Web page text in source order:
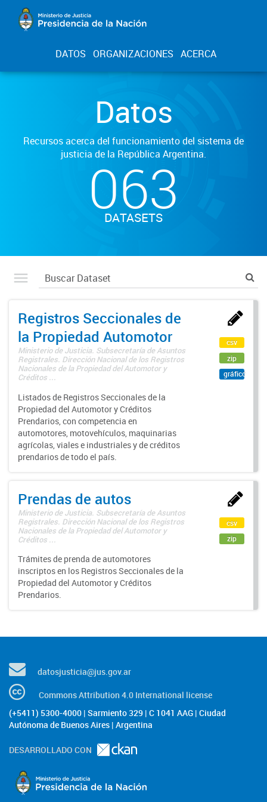
DATOS ORGANIZACIONES ACERCA
Datos
Recursos acerca del funcionamiento del sistema de
justicia de la República Argentina.
063
DATASETS
Registros Seccionales de
la Propiedad Automotor
Ministerio de Justicia. Subsecretaría de Asuntos
Registrales. Dirección Nacional de los Registros
Nacionales de la Propiedad del Automotor y
Créditos ...
Listados de Registros Seccionales de la
Propiedad del Automotor y Créditos
Prendarios, con competencia en
automotores, motovehículos, maquinarias
agrícolas, viales e industriales y de créditos
prendarios de todo el país.
csv
zip
gráfico
Prendas de autos
Ministerio de Justicia. Subsecretaría de Asuntos
Registrales. Dirección Nacional de los Registros
Nacionales de la Propiedad del Automotor y
Créditos ...
Trámites de prenda de automotores
inscriptos en los Registros Seccionales de la
Propiedad del Automotor y Créditos
Prendarios.
csv
zip
datosjusticia@jus.gov.ar
Commons Attribution 4.0 International license
(+5411) 5300-4000 | Sarmiento 329 | C 1041 AAG | Ciudad
Autónoma de Buenos Aires | Argentina
DESARROLLADO CON